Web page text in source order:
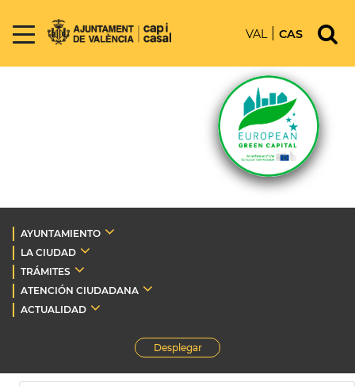
VAL CAS
AYUNTAMIENTO
LA CIUDAD
TRÁMITES
ATENCIÓN CIUDADANA
ACTUALIDAD
Desplegar